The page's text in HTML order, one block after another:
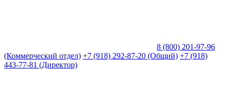
8 (800) 201-97-96
(Коммерческий отдел) +7 (918) 292-87-20 (Общий) +7 (918)
443-77-81 (Директор)